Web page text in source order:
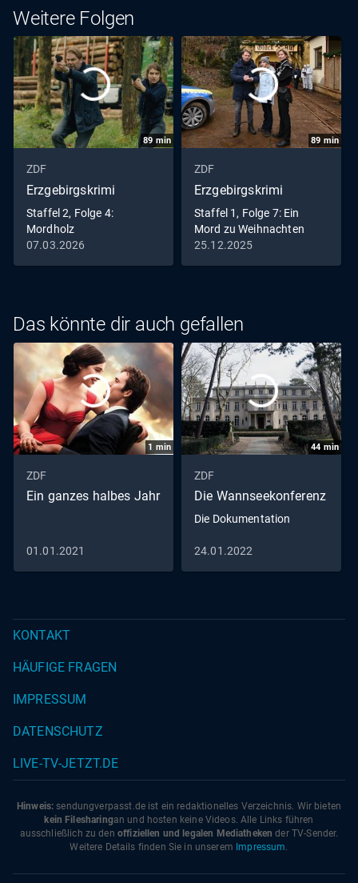
Weitere Folgen
89 min
ZDF
Erzgebirgskrimi
Staffel 2, Folge 4:
Mordholz
07.03.2026
89 min
ZDF
Erzgebirgskrimi
Staffel 1, Folge 7: Ein
Mord zu Weihnachten
25.12.2025
Das könnte dir auch gefallen
1 min
ZDF
Ein ganzes halbes Jahr
01.01.2021
44 min
ZDF
Die Wannseekonferenz
Die Dokumentation
24.01.2022
KONTAKT
HÄUFIGE FRAGEN
IMPRESSUM
DATENSCHUTZ
LIVE-TV-JETZT.DE
Hinweis: sendungverpasst.de ist ein redaktionelles Verzeichnis. Wir bieten
kein Filesharingan und hosten keine Videos. Alle Links führen
ausschließlich zu den offiziellen und legalen Mediatheken der TV-Sender.
Weitere Details finden Sie in unserem Impressum.